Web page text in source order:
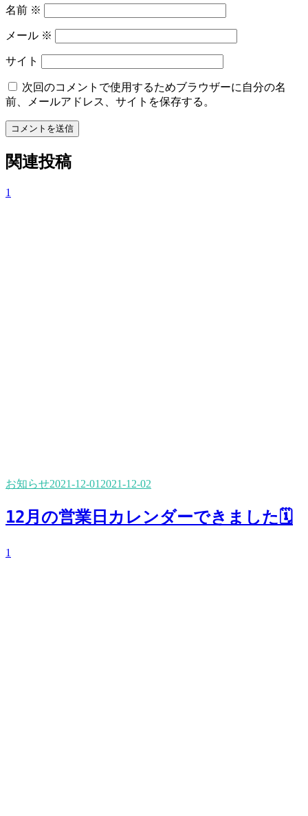
名前 ※
メール ※
サイト
次回のコメントで使用するためブラウザーに自分の名
前、メールアドレス、サイトを保存する。
コメントを送信
関連投稿
1
お知らせ2021-12-01 2021-12-02
12月の営業日カレンダーできました🗓
1